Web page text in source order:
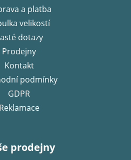
a platba
velikostí
dotazy
Prodejny
Kontakt
podmínky
GDPR
Reklamace
prodejny